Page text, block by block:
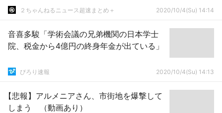
２ちゃんねるニュース超速まとめ＋ 2020/10/4(Su) 14:14
音喜多駿「学術会議の兄弟機関の日本学士
院、税金から4億円の終身年金が出ている」
ぴろり速報 2020/10/4(Su) 14:13
【悲報】アルメニアさん、市街地を爆撃して
しまう （動画あり）